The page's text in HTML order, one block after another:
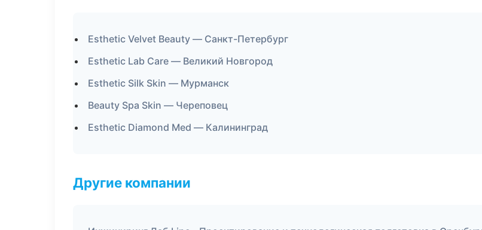
Esthetic Velvet Beauty — Санкт-Петербург
Esthetic Lab Care — Великий Новгород
Esthetic Silk Skin — Мурманск
Beauty Spa Skin — Череповец
Esthetic Diamond Med — Калининград
Другие компании